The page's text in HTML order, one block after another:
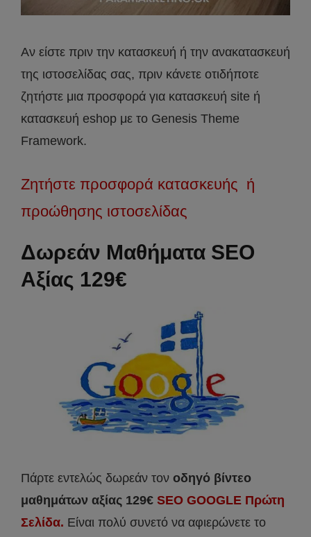
Αν είστε πριν την κατασκευή ή την ανακατασκευή
της ιστοσελίδας σας, πριν κάνετε οτιδήποτε
ζητήστε μια προσφορά για κατασκευή site ή
κατασκευή eshop με το Genesis Theme
Framework.
Ζητήστε προσφορά κατασκευής ή
προώθησης ιστοσελίδας
Δωρεάν Μαθήματα SEO
Αξίας 129€
Πάρτε εντελώς δωρεάν τον οδηγό βίντεο
μαθημάτων αξίας 129€ SEO GOOGLE Πρώτη
Σελίδα. Είναι πολύ συνετό να αφιερώνετε το